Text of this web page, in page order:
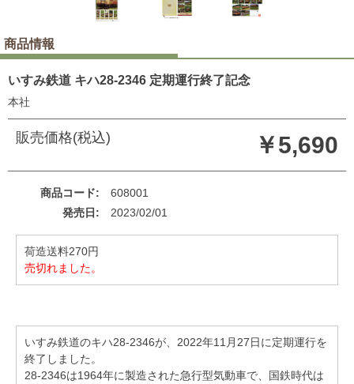
商品情報
いすみ鉄道 キハ28-2346 定期運行終了記念
本社
販売価格(税込) ￥5,690
商品コード
608001
発売日
2023/02/01
荷造送料270円
売切れました。
いすみ鉄道のキハ28-2346が、2022年11月27日に定期運行を
終了しました。
28-2346は1964年に製造された急行型気動車で、国鉄時代は